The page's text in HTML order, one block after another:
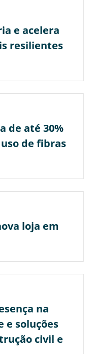
e acelera
resilientes
de até 30%
de fibras
loja em
na
e soluções
civil e